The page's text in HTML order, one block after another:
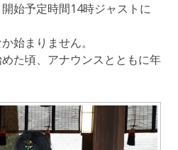
始予定時間14時ジャストに
始まりません。
た頃、アナウンスとともに年